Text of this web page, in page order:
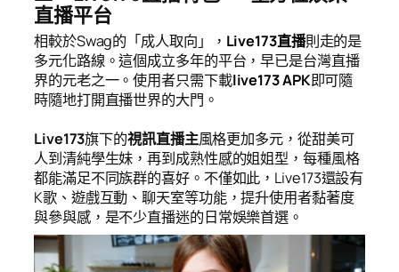
直播平台
相較於Swag的「成人取向」， Live173直播則走的是
多元化路線。這個成立多年的平台，早已是台灣直播
界的元老之一。使用者只需下載live173 APK即可隨
時隨地打開直播世界的大門。
Live173旗下的視訊直播主風格更加多元，從甜美可
人到清純學生妹，再到成熟性感的姐姐型，每種風格
都能滿足不同族群的喜好。不僅如此，Live173還設有
K歌、遊戲互動、聊天室等功能，提升使用者黏著度
與參與感，是不少直播迷的日常娛樂首選。